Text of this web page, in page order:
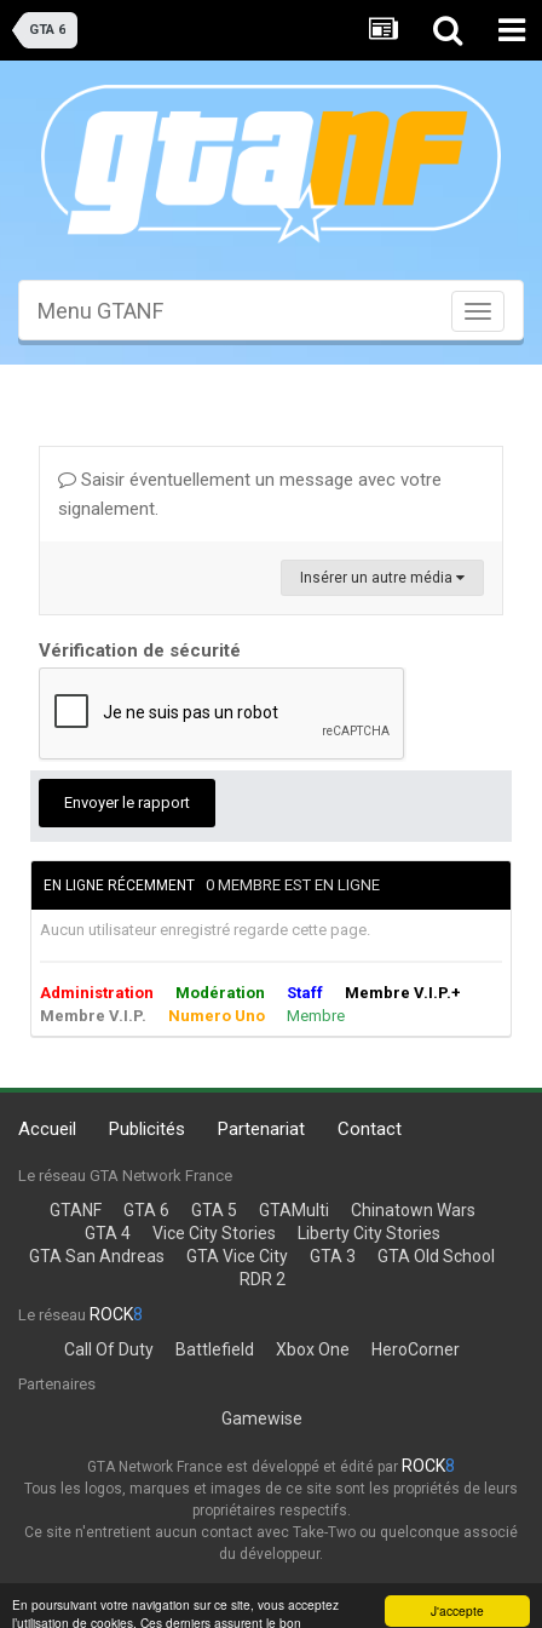
J'accepte
En poursuivant votre navigation sur ce site, vous acceptez
l’utilisation de cookies. Ces derniers assurent le bon
GTA 6
Toggle
Menu GTANF
Saisir éventuellement un message avec votre
signalement.
Insérer un autre média
Vérification de sécurité
Envoyer le rapport
EN LIGNE RÉCEMMENT 0 MEMBRE EST EN LIGNE
Aucun utilisateur enregistré regarde cette page.
Administration Modération Staff
Membre V.I.P.+
Membre V.I.P.
Numero Uno Membre
Accueil Publicités Partenariat Contact
Le réseau GTA Network France
GTANF GTA 6 GTA 5 GTAMulti
Chinatown Wars
GTA 4
Vice City Stories
Liberty City Stories
GTA San Andreas
GTA Vice City GTA 3
GTA Old School
RDR 2
Le réseau ROCK8
Call Of Duty
Battlefield Xbox One HeroCorner
Partenaires
Gamewise
GTA Network France est développé et édité par ROCK8
Tous les logos, marques et images de ce site sont les propriétés de leurs
propriétaires respectifs.
Ce site n'entretient aucun contact avec Take-Two ou quelconque associé
du développeur.
Thème Politique de confidentialité